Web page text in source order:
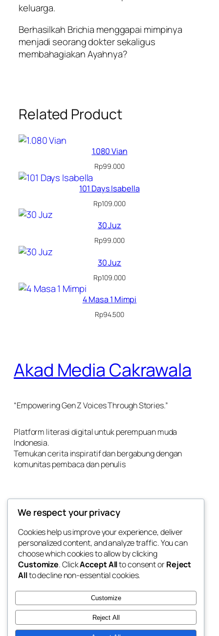
keluarga.
Berhasilkah Brichia menggapai mimpinya
menjadi seorang dokter sekaligus
membahagiakan Ayahnya?
Related Product
1.080 Vian
Rp99.000
101 Days Isabella
Rp109.000
30 Juz
Rp99.000
30 Juz
Rp109.000
4 Masa 1 Mimpi
Rp94.500
Akad Media Cakrawala
“Empowering Gen Z Voices Through Stories.”
Platform literasi digital untuk perempuan muda
Indonesia.
Temukan cerita inspiratif dan bergabung dengan
komunitas pembaca dan penulis
Home
About Us
Our Product
Career
Contact
We respect your privacy
Cookies help us improve your experience, deliver
personalized content, and analyze traffic. You can
choose which cookies to allow by clicking
Customize. ClickAccept Allto consent orReject
Allto decline non-essential cookies.
Customize
Reject All